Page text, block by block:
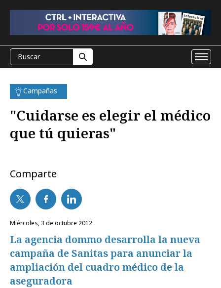
Campañas
"Cuidarse es elegir el médico
que tú quieras"
Comparte
miércoles, 3 de octubre 2012
La agencia dommo desarrolla la nueva
campaña de Sanitas para anunciar la
ampliación del cuadro médico de la
aseguradora